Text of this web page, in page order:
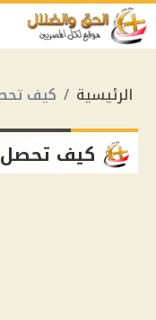
الرئيسية كيف
كيف تحصل